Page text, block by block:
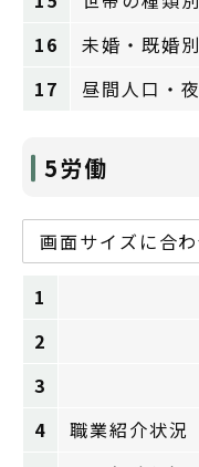
16
未婚・既婚
17
昼間人口・
5労働
画面サイズに合
1
2
3
4
職業紹介状